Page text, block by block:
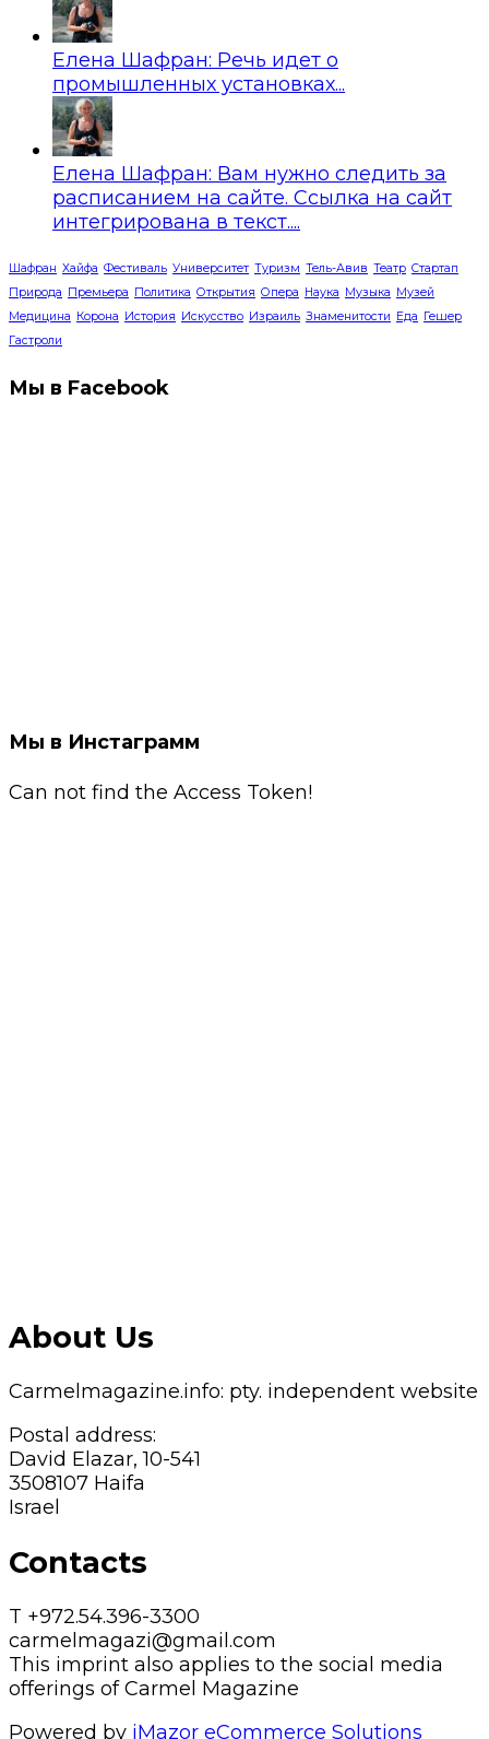
Елена Шафран: Речь идет о
промышленных установках...
Елена Шафран: Вам нужно следить за
расписанием на сайте. Ссылка на сайт
интегрирована в текст....
Шафран Хайфа Фестиваль Университет Туризм Тель-Авив Театр Стартап
Природа Премьера Политика Открытия Опера Наука Музыка Музей
Медицина Корона История Искусство Израиль Знаменитости Еда Гешер
Гастроли
Мы в Facebook
Мы в Инстаграмм
Can not find the Access Token!
About Us
Carmelmagazine.info: pty. independent website
Postal address:
David Elazar, 10-541
3508107 Haifa
Israel
Contacts
T +972.54.396-3300
carmelmagazi@gmail.com
This imprint also applies to the social media
offerings of Carmel Magazine
Powered by iMazor eCommerce Solutions